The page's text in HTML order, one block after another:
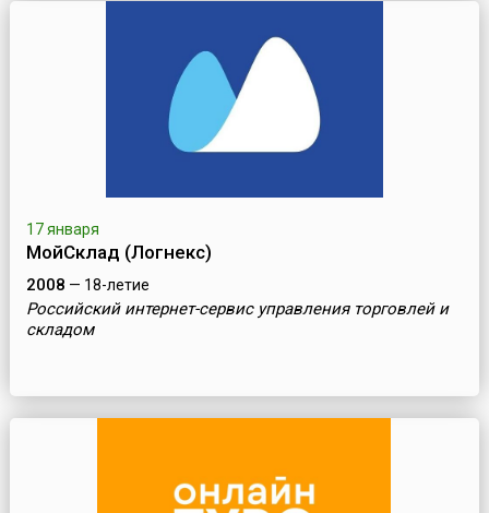
17 января
МойСклад (Логнекс)
2008 — 18-летие
Российский интернет-сервис управления торговлей и
складом